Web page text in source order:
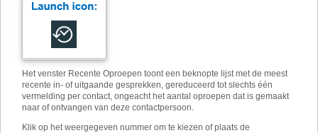
Het venster Recente Oproepen toont een beknopte lijst met de meest
recente in- of uitgaande gesprekken, gereduceerd tot slechts één
vermelding per contact, ongeacht het aantal oproepen dat is gemaakt
naar of ontvangen van deze contactpersoon.
Klik op het weergegeven nummer om te kiezen of plaats de